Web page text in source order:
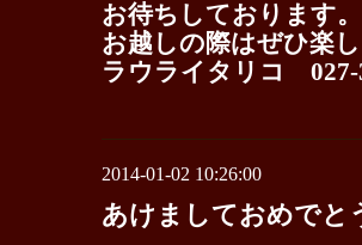
お待ちしております。
お越しの際はぜひ楽
ラウライタリコ 027-
2014-01-02 10:26:00
あけましておめでと